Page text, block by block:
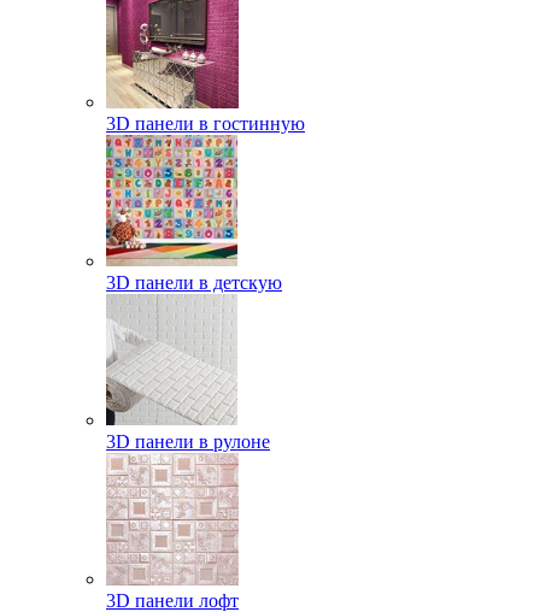
3D панели в гостинную
3D панели в детскую
3D панели в рулоне
3D панели лофт